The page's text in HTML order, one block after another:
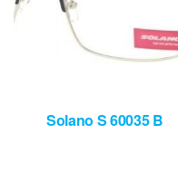
Solano S 60035 B